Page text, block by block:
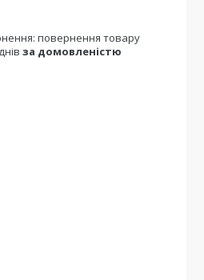
повернення товару
за домовленістю